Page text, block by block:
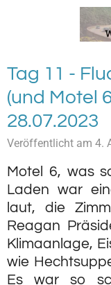
Tag 11 -
(und Motel
28.07.2023
Veröffentlicht am 4.
Motel 6, was
Laden war
laut, die
Reagan
Klimaanlage,
wie
Es war so